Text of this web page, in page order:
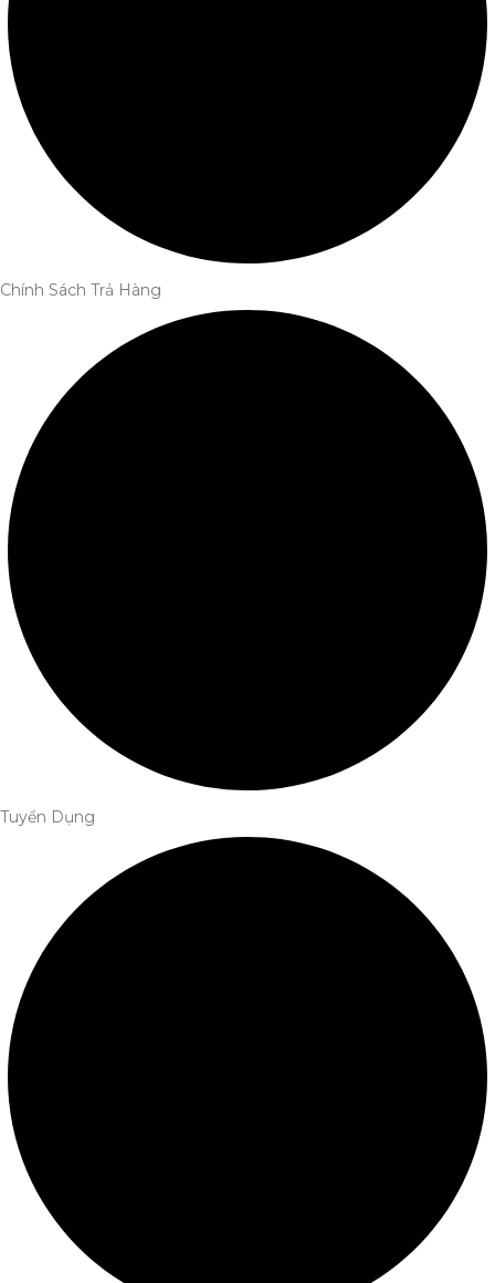
Chính Sách Trả Hàng
Tuyển Dụng